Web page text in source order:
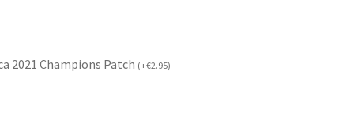
2021 Champions Patch (+€2.95)